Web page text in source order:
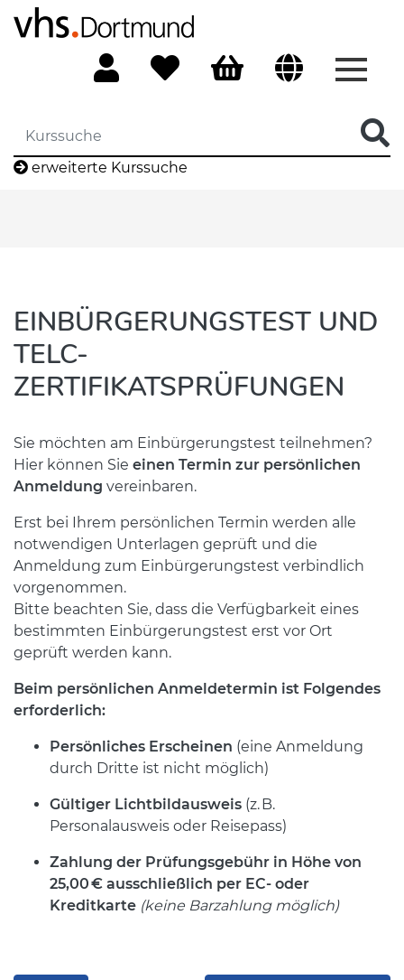
erweiterte Kurssuche
EINBÜRGERUNGSTEST UND
TELC-
ZERTIFIKATSPRÜFUNGEN
Sie möchten am Einbürgerungstest teilnehmen?
Hier können Sie einen Termin zur persönlichen
Anmeldung vereinbaren.
Erst bei Ihrem persönlichen Termin werden alle
notwendigen Unterlagen geprüft und die
Anmeldung zum Einbürgerungstest verbindlich
vorgenommen.
Bitte beachten Sie, dass die Verfügbarkeit eines
bestimmten Einbürgerungstest erst vor Ort
geprüft werden kann.
Beim persönlichen Anmeldetermin ist Folgendes
erforderlich:
Persönliches Erscheinen (eine Anmeldung
durch Dritte ist nicht möglich)
Gültiger Lichtbildausweis (z. B.
Personalausweis oder Reisepass)
Zahlung der Prüfungsgebühr in Höhe von
25,00€ ausschließlich per EC- oder
Kreditkarte (keine Barzahlung möglich)